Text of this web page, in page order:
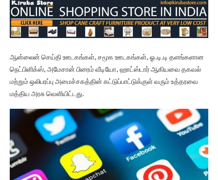
ஆன்லைன் செய்தி ஊடகங்கள், சமூக ஊடகங்கள், ஓ.டி.டி தளங்களான
நெட்பிளிக்ஸ், அமேசான் பிரைம் வீடியோ, ஹாட்ஸ்டார் ஆகியவை தகவல்
மற்றும் ஒலிபரப்பு அமைச்சகத்தின் கட்டுப்பாட்டுக்குள் வரும் உத்தரவை
மத்திய அரசு வெளியிட்டது.